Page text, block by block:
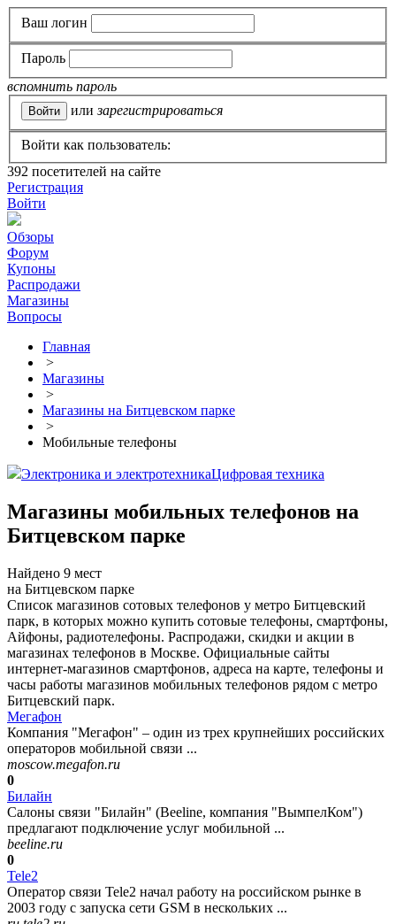
Ваш логин
Пароль
вспомнить пароль
или зарегистрироваться
Войти как пользователь:
392 посетителей на сайте
Регистрация
Войти
Обзоры
Форум
Купоны
Распродажи
Магазины
Вопросы
Главная
>
Магазины
>
Магазины на Битцевском парке
>
Мобильные телефоны
Электроника и электротехникаЦифровая техника
Магазины мобильных телефонов на
Битцевском парке
Найдено 9 мест
на Битцевском парке
Список магазинов сотовых телефонов у метро Битцевский
парк, в которых можно купить сотовые телефоны, смартфоны,
Айфоны, радиотелефоны. Распродажи, скидки и акции в
магазинах телефонов в Москве. Официальные сайты
интернет-магазинов смартфонов, адреса на карте, телефоны и
часы работы магазинов мобильных телефонов рядом с метро
Битцевский парк.
Мегафон
Компания "Мегафон" – один из трех крупнейших российских
операторов мобильной связи ...
moscow.megafon.ru
0
Билайн
Салоны связи "Билайн" (Beeline, компания "ВымпелКом")
предлагают подключение услуг мобильной ...
beeline.ru
0
Tele2
Оператор связи Tele2 начал работу на российском рынке в
2003 году с запуска сети GSM в нескольких ...